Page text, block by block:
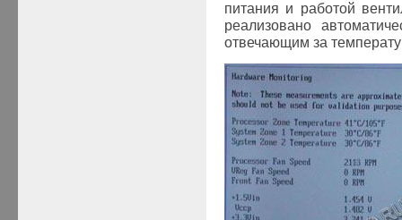
питания и работой
реализовано
отвечающим за